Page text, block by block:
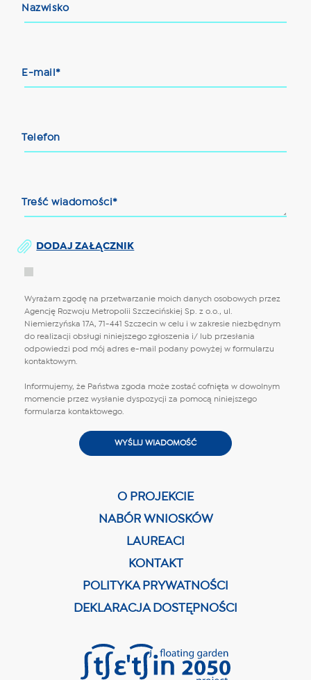
O PROJEKCIE
NABÓR WNIOSKÓW
LAUREACI
KONTAKT
POLITYKA PRYWATNOŚCI
DEKLARACJA DOSTĘPNOŚCI
Nazwisko
E-mail*
Telefon
Treść wiadomości*
DODAJ ZAŁĄCZNIK
Wyrażam zgodę na przetwarzanie moich danych osobowych przez
Agencję Rozwoju Metropolii Szczecińskiej Sp. z o.o., ul.
Niemierzyńska 17A, 71-441 Szczecin w celu i w zakresie niezbędnym
do realizacji obsługi niniejszego zgłoszenia i/ lub przesłania
odpowiedzi pod mój adres e-mail podany powyżej w formularzu
kontaktowym.
Informujemy, że Państwa zgoda może zostać cofnięta w dowolnym
momencie przez wysłanie dyspozycji za pomocą niniejszego
formularza kontaktowego.